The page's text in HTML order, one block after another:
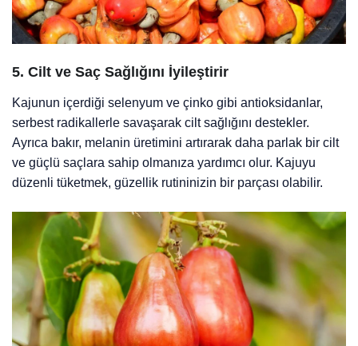
5. Cilt ve Saç Sağlığını İyileştirir
Kajunun içerdiği selenyum ve çinko gibi antioksidanlar,
serbest radikallerle savaşarak cilt sağlığını destekler.
Ayrıca bakır, melanin üretimini artırarak daha parlak bir cilt
ve güçlü saçlara sahip olmanıza yardımcı olur. Kajuyu
düzenli tüketmek, güzellik rutininizin bir parçası olabilir.